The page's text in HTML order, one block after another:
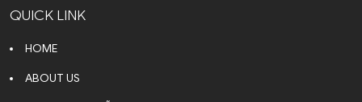
Cộng Hòa Séc (3)
Costa Rica (1)
QUICK LINK
HOME
ABOUT US